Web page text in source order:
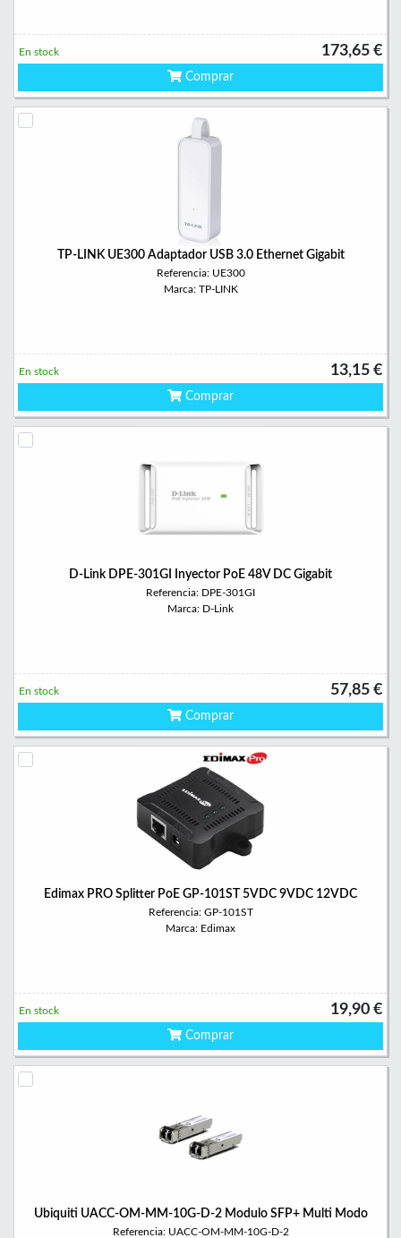
173,65 €
En stock
Comprar
TP-LINK UE300 Adaptador USB 3.0 Ethernet Gigabit
Referencia: UE300
Marca: TP-LINK
13,15 €
En stock
Comprar
D-Link DPE-301GI Inyector PoE 48V DC Gigabit
Referencia: DPE-301GI
Marca: D-Link
57,85 €
En stock
Comprar
Edimax PRO Splitter PoE GP-101ST 5VDC 9VDC 12VDC
Referencia: GP-101ST
Marca: Edimax
19,90 €
En stock
Comprar
Ubiquiti UACC-OM-MM-10G-D-2 Modulo SFP+ Multi Modo
Referencia: UACC-OM-MM-10G-D-2